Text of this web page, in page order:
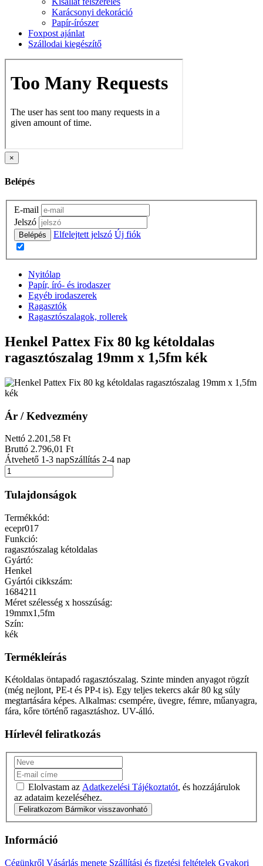
Karácsonyi dekoráció
Papír-írószer
Foxpost ajánlat
Szállodai kiegészítő
×
Belépés
E-mail
Jelszó
Belépés Elfelejtett jelszó Új fiók
Nyitólap
Papír, író- és irodaszer
Egyéb irodaszerek
Ragasztók
Ragasztószalagok, rollerek
Henkel Pattex Fix 80 kg kétoldalas
ragasztószalag 19mm x 1,5fm kék
Ár / Kedvezmény
Nettó 2.201 ,58 Ft
Bruttó 2.796,01 Ft
Átvehető 1-3 napSzállítás 2-4 nap
Tulajdonságok
Termékkód:
ecepr017
Funkció:
ragasztószalag kétoldalas
Gyártó:
Henkel
Gyártói cikkszám:
1684211
Méret szélesség x hosszúság:
19mmx1,5fm
Szín:
kék
Termékleírás
Kétoldalas öntapadó ragasztószalag. Szinte minden anyagot rögzít
(még nejlont, PE-t és PP-t is). Egy teljes tekercs akár 80 kg súly
megtartására képes. Alkalmas: csempére, üvegre, fémre, műanyagra,
fára, kőre történő ragasztáshoz. UV-álló.
Hírlevél feliratkozás
Elolvastam az Adatkezelési Tájékoztatót, és hozzájárulok
az adataim kezeléséhez.
Feliratkozom Bármikor visszavonható
Információ
Cégünkről Vásárlás menete Szállítási és fizetési feltételek Gyakori